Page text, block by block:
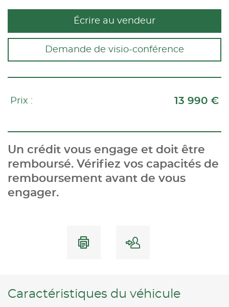
Écrire au vendeur
Demande de visio-conférence
Prix : 13 990 €
Un crédit vous engage et doit être
remboursé. Vérifiez vos capacités de
remboursement avant de vous
engager.
Caractéristiques du véhicule